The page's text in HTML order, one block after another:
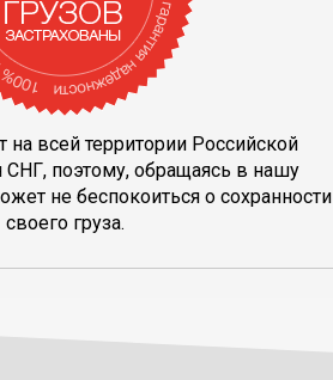
на всей территории Российской
СНГ, поэтому, обращаясь в нашу
не беспокоиться о сохранности
своего груза.